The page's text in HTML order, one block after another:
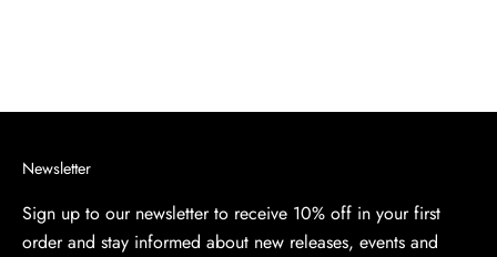
Newsletter
Sign up to our newsletter to receive 10% off in your first
order and stay informed about new releases, events and